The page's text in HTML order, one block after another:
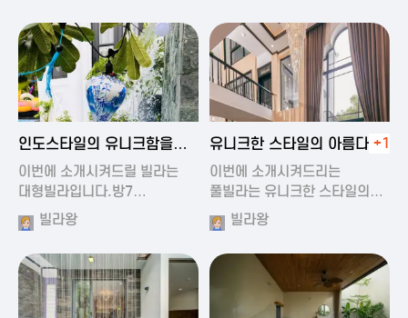
2024-11-19 01:35
인도스타일의 유니크함을
가진 풀빌라
이번에 소개시켜드릴 빌라는
대형빌라입니다.방7…
빌라왕
2024-11-19 00:45
유니크한 스타일의 아름다운
풀빌라
+1
이번에 소개시켜드리는
풀빌라는 유니크한 스타일의…
빌라왕